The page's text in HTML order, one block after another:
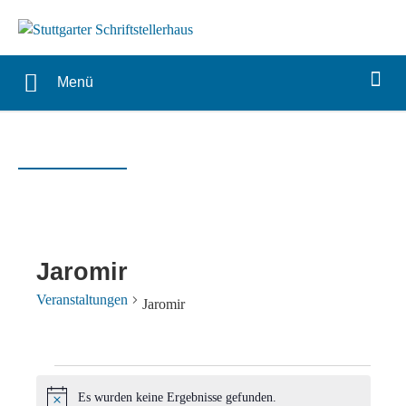
Menü
Jaromir
Veranstaltungen Jaromir
Veranstaltungen
Es wurden keine Ergebnisse gefunden.